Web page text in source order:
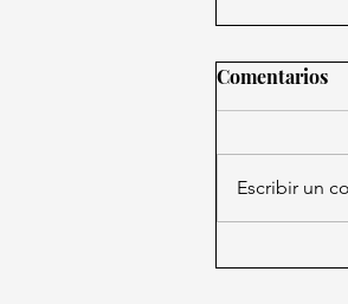
Comentarios
Escribir un